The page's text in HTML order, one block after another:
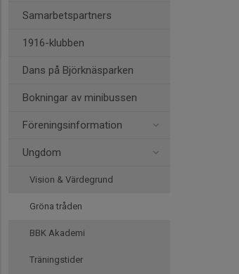
Samarbetspartners
1916-klubben
Dans på Björknäsparken
Bokningar av minibussen
Föreningsinformation
Ungdom
Vision & Värdegrund
Gröna tråden
BBK Akademi
Träningstider